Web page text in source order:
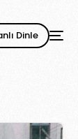
Dinle